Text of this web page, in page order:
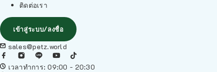
ติดต่อเรา
เข้าสู่ระบบ/ลงชื่อ
sales@petz.world
เวลาทำการ: 09:00 - 20:30